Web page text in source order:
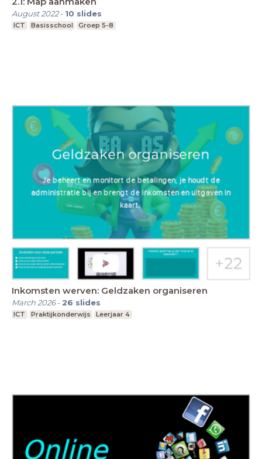
August 2022- 10 slides
ICT Basisschool Groep 5-8
Inkomsten werven: Geldzaken organiseren
March 2026- 26 slides
ICT Praktijkonderwijs Leerjaar 4